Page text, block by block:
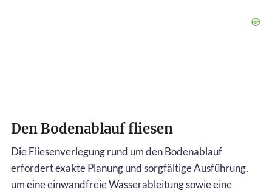
Den Bodenablauf fliesen
Die Fliesenverlegung rund um den Bodenablauf
erfordert exakte Planung und sorgfältige Ausführung,
um eine einwandfreie Wasserableitung sowie eine